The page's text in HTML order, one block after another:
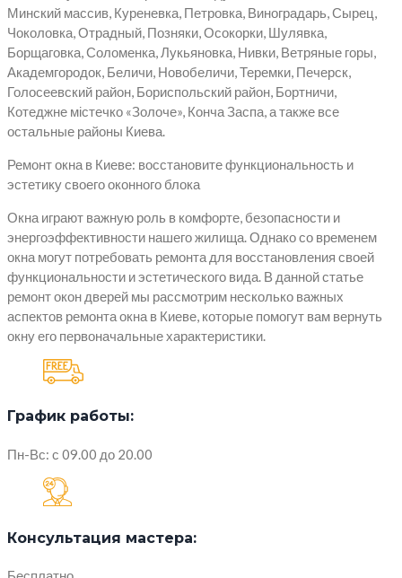
Минский массив, Куреневка, Петровка, Виноградарь, Сырец,
Чоколовка, Отрадный, Позняки, Осокорки, Шулявка,
Борщаговка, Соломенка, Лукьяновка, Нивки, Ветряные горы,
Академгородок, Беличи, Новобеличи, Теремки, Печерск,
Голосеевский район, Бориспольский район, Бортничи,
Котеджне містечко «Золоче», Конча Заспа, а также все
остальные районы Киева.
Ремонт окна в Киеве: восстановите функциональность и
эстетику своего оконного блока
Окна играют важную роль в комфорте, безопасности и
энергоэффективности нашего жилища. Однако со временем
окна могут потребовать ремонта для восстановления своей
функциональности и эстетического вида. В данной статье
ремонт окон дверей мы рассмотрим несколько важных
аспектов ремонта окна в Киеве, которые помогут вам вернуть
окну его первоначальные характеристики.
График работы:
Пн-Вс: с 09.00 до 20.00
Консультация мастера: